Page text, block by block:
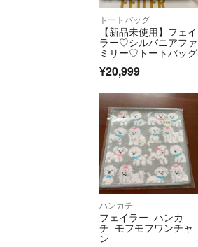
トートバッグ
【新品未使用】フェイ
ラー♡シルバニアファ
ミリー♡トートバッグ
¥20,999
ハンカチ
フェイラー ハンカ
チ モフモフワンチャ
ン